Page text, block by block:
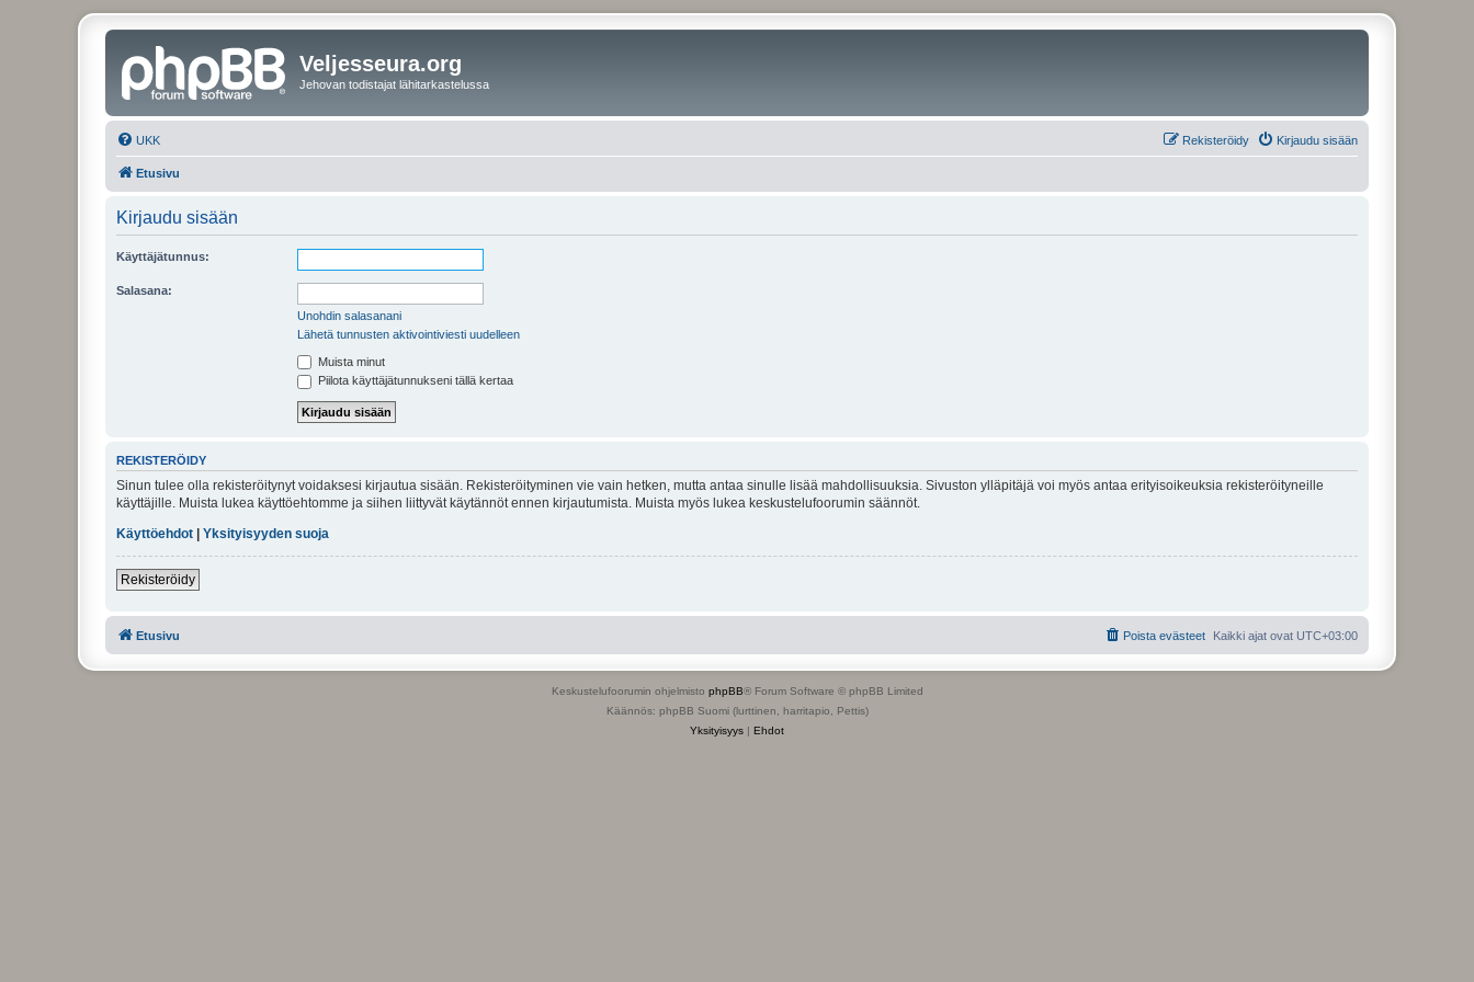
Veljesseura.org
Jehovan todistajat lähitarkastelussa
UKK Kirjaudu sisään
Rekisteröidy
Etusivu
Kirjaudu sisään
Käyttäjätunnus:
Salasana:
Unohdin salasanani
Lähetä tunnusten aktivointiviesti uudelleen
Muista minut
Piilota käyttäjätunnukseni tällä kertaa
REKISTERÖIDY
Sinun tulee olla rekisteröitynyt voidaksesi kirjautua sisään. Rekisteröityminen vie vain hetken, mutta antaa sinulle lisää mahdollisuuksia. Sivuston ylläpitäjä voi myös antaa erityisoikeuksia rekisteröityneille
käyttäjille. Muista lukea käyttöehtomme ja siihen liittyvät käytännöt ennen kirjautumista. Muista myös lukea keskustelufoorumin säännöt.
Käyttöehdot
Yksityisyyden suoja
Rekisteröidy
Etusivu Kaikki ajat ovat UTC+03:00
Poista evästeet
Keskustelufoorumin ohjelmisto phpBB® Forum Software © phpBB Limited
Käännös: phpBB Suomi (lurttinen, harritapio, Pettis)
Yksityisyys | Ehdot